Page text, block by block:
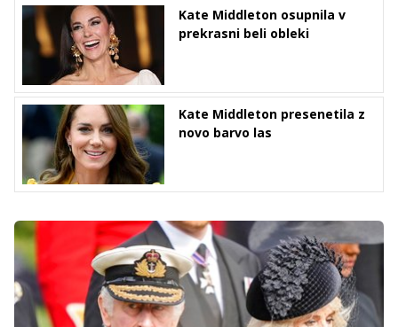
Kate Middleton osupnila v
prekrasni beli obleki
Kate Middleton presenetila z
novo barvo las